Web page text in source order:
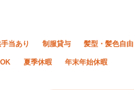
当あり 制服貸与 髪型・髪色自由
夏季休暇 年末年始休暇